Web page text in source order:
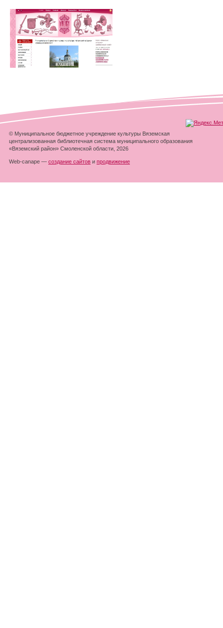
© Муниципальное бюджетное учреждение культуры Вяземская
централизованная библиотечная система муниципального образования
«Вяземский район» Смоленской области, 2026
Web-canape — создание сайтов и продвижение